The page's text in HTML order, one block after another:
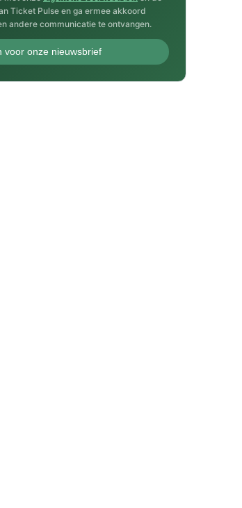
Ticket Pulse en ga ermee akkoord
andere communicatie te ontvangen.
voor onze nieuwsbrief